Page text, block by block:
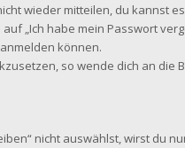
wieder mitteilen, du kannst
„Ich habe mein Passwort
können.
so wende dich an die
nicht auswählst, wirst du